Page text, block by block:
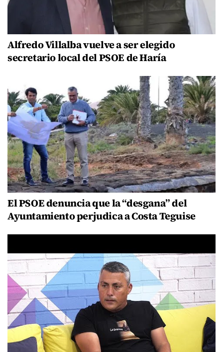
Alfredo Villalba vuelve a ser elegido
secretario local del PSOE de Haría
El PSOE denuncia que la “desgana” del
Ayuntamiento perjudica a Costa Teguise